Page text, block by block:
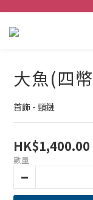
大魚(四
首飾 - 頸鏈
HK$1,400.00
數量